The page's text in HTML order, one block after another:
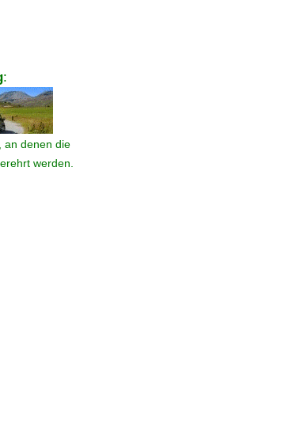
:
an denen die
werden.